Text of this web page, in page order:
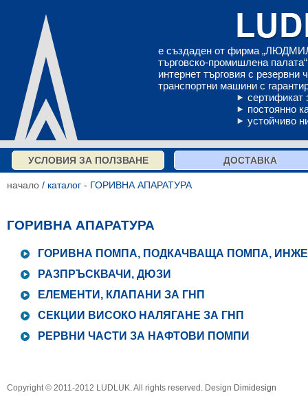
е създаден от фирма
търговско-промишлена
интернет търговия с резервни
транспортни машини с
сертификат
постоянно
устойчиво
УСЛОВИЯ ЗА ПОЛЗВАНЕ ДОСТАВКА
начало / каталог - ГОРИВНА АПАРАТУРА
ГОРИВНА АПАРАТУРА
ГОРИВНА ПОМПА, ПОДКАЧВАЩА ПОМПА,
РАЗПРЪСКВАЧИ, ДЮЗИ
ЕЛЕМЕНТИ, КЛАПАНИ ЗА ГНП
СЕКЦИИ ВИСОКО НАЛЯГАНЕ ЗА ГНП
РЕРВНИ ЧАСТИ ЗА НАФТОВИ ПОМПИ
Copyright © 2011-2012 LUDLUK. All rights reserved. Design Dimidesign